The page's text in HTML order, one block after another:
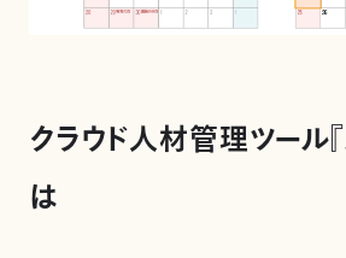
クラウド人材管理ツール
は